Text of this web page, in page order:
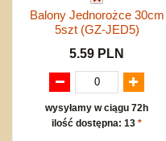
Balony Jednorożce 30cm
5szt (GZ-JED5)
5.59 PLN
wysyłamy w ciągu 72h
ilość dostępna: 13 *